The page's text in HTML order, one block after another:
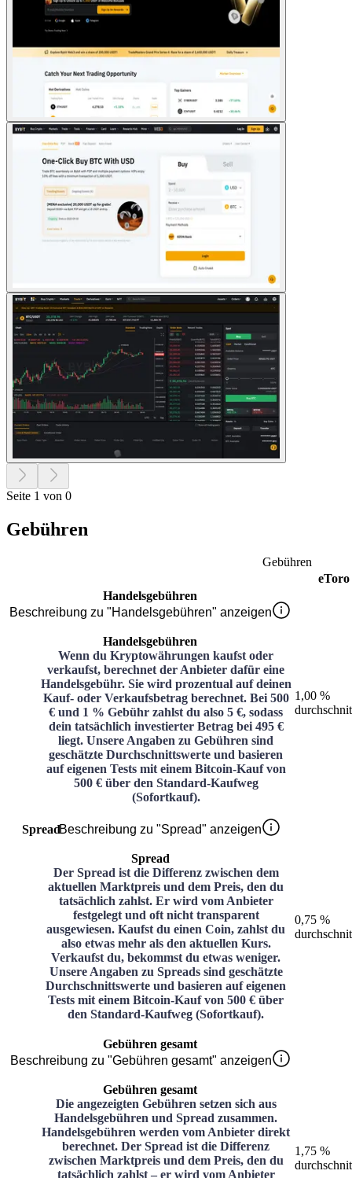
Seite 1 von 0
Gebühren
Gebühren
eToro
Handelsgebühren
Beschreibung zu "Handelsgebühren" anzeigen
Handelsgebühren
Wenn du Kryptowährungen kaufst oder
verkaufst, berechnet der Anbieter dafür eine
Handelsgebühr. Sie wird prozentual auf deinen
Kauf- oder Verkaufsbetrag berechnet. Bei 500
€ und 1 % Gebühr zahlst du also 5 €, sodass
dein tatsächlich investierter Betrag bei 495 €
liegt. Unsere Angaben zu Gebühren sind
geschätzte Durchschnittswerte und basieren
auf eigenen Tests mit einem Bitcoin-Kauf von
500 € über den Standard-Kaufweg
(Sofortkauf).
1,00 %
SpreadBeschreibung zu "Spread" anzeigen
Spread
Der Spread ist die Differenz zwischen dem
aktuellen Marktpreis und dem Preis, den du
tatsächlich zahlst. Er wird vom Anbieter
festgelegt und oft nicht transparent
ausgewiesen. Kaufst du einen Coin, zahlst du
also etwas mehr als den aktuellen Kurs.
Verkaufst du, bekommst du etwas weniger.
Unsere Angaben zu Spreads sind geschätzte
Durchschnittswerte und basieren auf eigenen
Tests mit einem Bitcoin-Kauf von 500 € über
den Standard-Kaufweg (Sofortkauf).
0,75 %
Gebühren gesamt
Beschreibung zu "Gebühren gesamt" anzeigen
Gebühren gesamt
Die angezeigten Gebühren setzen sich aus
Handelsgebühren und Spread zusammen.
Handelsgebühren werden vom Anbieter direkt
berechnet. Der Spread ist die Differenz
zwischen Marktpreis und dem Preis, den du
tatsächlich zahlst – er wird vom Anbieter
1,75 %